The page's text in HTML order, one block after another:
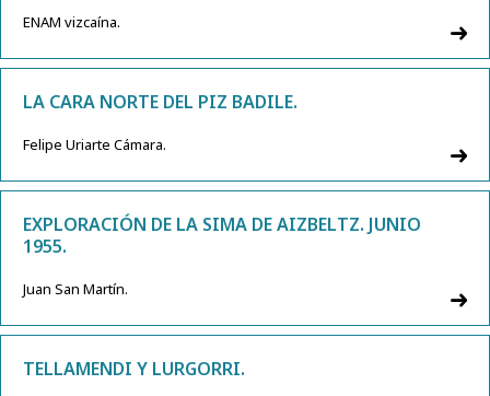
ENAM vizcaína.
LA CARA NORTE DEL PIZ BADILE.
Felipe Uriarte Cámara.
EXPLORACIÓN DE LA SIMA DE AIZBELTZ. JUNIO
1955.
Juan San Martín.
TELLAMENDI Y LURGORRI.